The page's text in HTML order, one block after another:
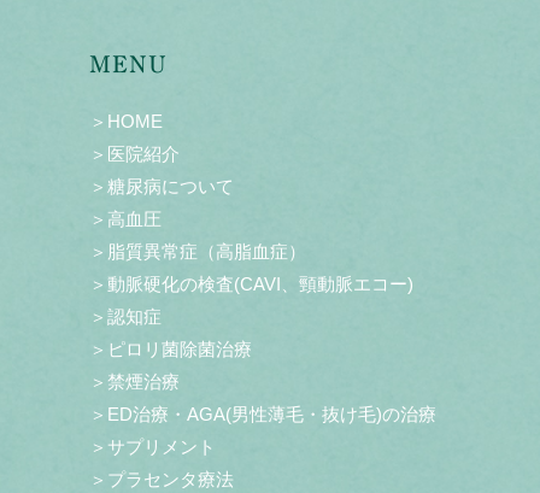
MENU
＞HOME
＞医院紹介
＞糖尿病について
＞高血圧
＞脂質異常症（高脂血症）
＞動脈硬化の検査(CAVI、頸動脈エコー)
＞認知症
＞ピロリ菌除菌治療
＞禁煙治療
＞ED治療・AGA(男性薄毛・抜け毛)の治療
＞サプリメント
＞プラセンタ療法